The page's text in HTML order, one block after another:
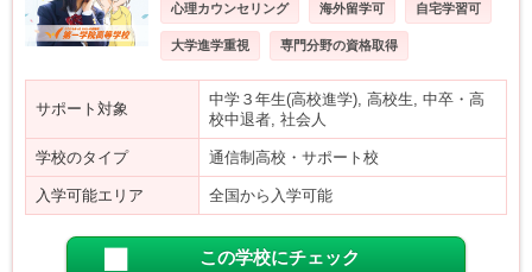
心理カウンセリング 海外留学可 自宅学習可
大学進学重視 専門分野の資格取得
サポート対象
中学３年生(高校進学), 高校生, 中卒・高
校中退者, 社会人
学校のタイプ 通信制高校・サポート校
入学可能エリア 全国から入学可能
この学校にチェック